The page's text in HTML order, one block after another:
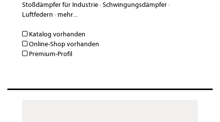
Stoßdämpfer für Industrie·Schwingungsdämpfer·
Luftfedern · mehr...
Katalog vorhanden
Online-Shop vorhanden
Premium-Profil